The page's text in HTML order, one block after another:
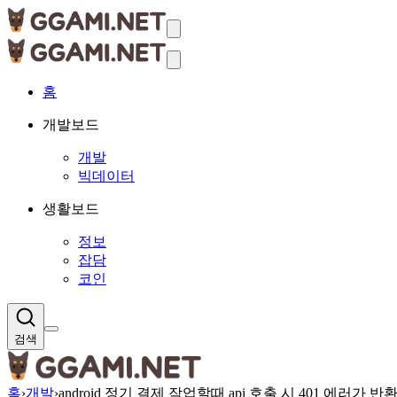
홈
개발보드
개발
빅데이터
생활보드
정보
잡담
코인
검색
홈›개발›android 정기 결제 작업할때 api 호출 시 401 에러가 반